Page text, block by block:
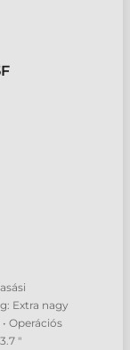
Extra nagy
Operációs
"